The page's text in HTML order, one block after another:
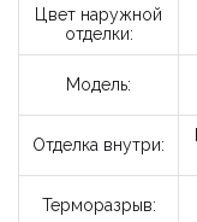
Цвет наружной
отделки:
Модель:
Отделка внутри:
Терморазрыв: